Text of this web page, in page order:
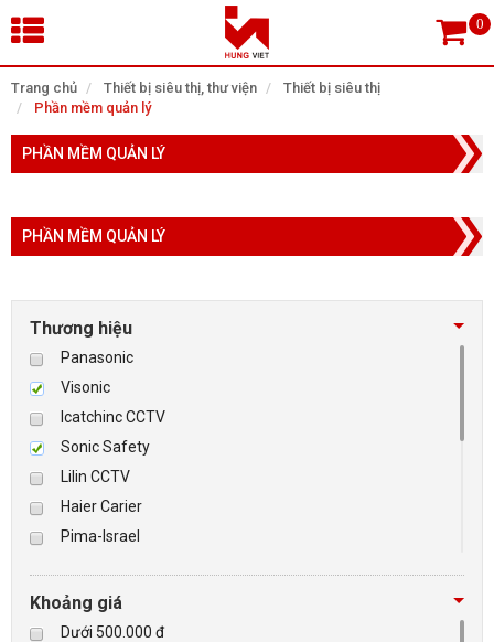
Trang chủ Thiết bị siêu thị, thư viện
Thiết bị siêu thị
Phần mềm quản lý
PHẦN MỀM QUẢN LÝ
PHẦN MỀM QUẢN LÝ
Thương hiệu
Panasonic
Visonic
Icatchinc CCTV
Sonic Safety
Lilin CCTV
Haier Carier
Pima-Israel
Checkpoint
Paradox-Canada
Khoảng giá
Dưới 500.000 đ
×
Tìm theo danh mục
TRANG CHỦ
THIẾT BỊ SIÊU THỊ, THƯ VIỆN
CAMERA GIÁM SÁT
BÁO ĐỘNG, BÁO CHÁY
NHÀ THÔNG MINH